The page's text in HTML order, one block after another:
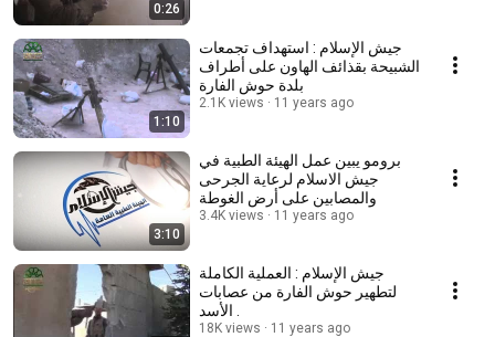
0:26
1:10
جيش الإسلام : استهداف تجمعات
الشبيحة بقذائف الهاون على أطراف
بلدة حوش الفارة
2.1K views 11 years ago
3:10
برومو يبين عمل الهيئة الطبية في
جيش الاسلام لرعاية الجرحى
والمصابين على أرض الغوطة
3.4K views 11 years ago
جيش الإسلام : العملية الكاملة
لتطهير حوش الفارة من عصابات
18K views 11 years ago